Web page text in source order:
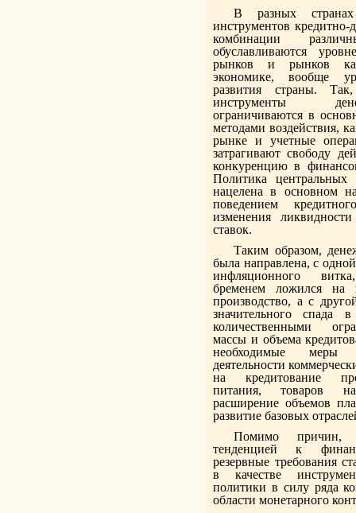
В разных
инструментов
комбинации
обуславливаются
рынков и рынков
экономике, вообще
развития страны.
инструменты
ограничиваются в
методами воздействия,
рынке и учетные
затрагивают свободу
конкуренцию в
Политика
нацелена в основном
поведением
изменения
ставок.
Таким образом,
была направлена, с
инфляционного
бременем ложился на
производство, а с
значительного спада
количественными
массы и объема
необходимые меры
деятельности
на кредитование
питания, товаров
расширение объемов
развитие базовых
Помимо причин,
тенденцией к
резервные требования
в качестве
политики в силу ряда
области монетарного